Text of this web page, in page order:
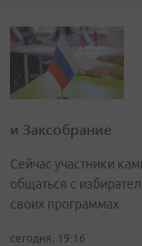
и Заксобрание
Сейчас участники
общаться с
своих программах
сегодня, 19:16